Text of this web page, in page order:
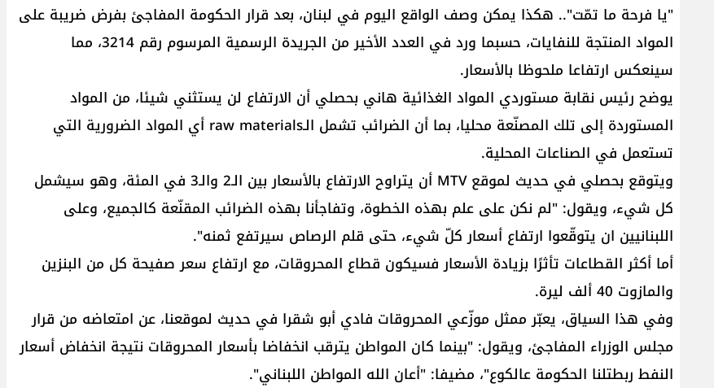
"يا فرحة ما تمّت".. هكذا يمكن وصف الواقع اليوم في لبنان، بعد قرار الحكومة المفاجئ بفرض ضريبة على
المواد المنتجة للنفايات، حسبما ورد في العدد الأخير من الجريدة الرسمية المرسوم رقم 3214، مما
سينعكس ارتفاعا ملحوظا بالأسعار.
يوضح رئيس نقابة مستوردي المواد الغذائية هاني بحصلي أن الارتفاع لن يستثني شيئا، من المواد
المستوردة إلى تلك المصنّعة محليا، بما أن الضرائب تشمل الـraw materials أي المواد الضرورية التي
تستعمل في الصناعات المحلية.
ويتوقع بحصلي في حديث لموقع MTV أن يتراوح الارتفاع بالأسعار بين الـ2 والـ3 في المئة، وهو سيشمل
كل شيء، ويقول: "لم نكن على علم بهذه الخطوة، وتفاجأنا بهذه الضرائب المقنّعة كالجميع، وعلى
اللبنانيين ان يتوقّعوا ارتفاع أسعار كلّ شيء، حتى قلم الرصاص سيرتفع ثمنه".
أما أكثر القطاعات تأثرًا بزيادة الأسعار فسيكون قطاع المحروقات، مع ارتفاع سعر صفيحة كل من البنزين
والمازوت 40 ألف ليرة.
وفي هذا السياق، يعبّر ممثل موزّعي المحروقات فادي أبو شقرا في حديث لموقعنا، عن امتعاضه من قرار
مجلس الوزراء المفاجئ، ويقول: "بينما كان المواطن يترقب انخفاضا بأسعار المحروقات نتيجة انخفاض أسعار
النفط ربطتلنا الحكومة عالكوع"، مضيفا: "أعان الله المواطن اللبناني".